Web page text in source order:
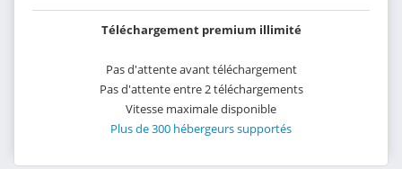
Téléchargement premium illimité
Pas d'attente avant téléchargement
Pas d'attente entre 2 téléchargements
Vitesse maximale disponible
Plus de 300 hébergeurs supportés